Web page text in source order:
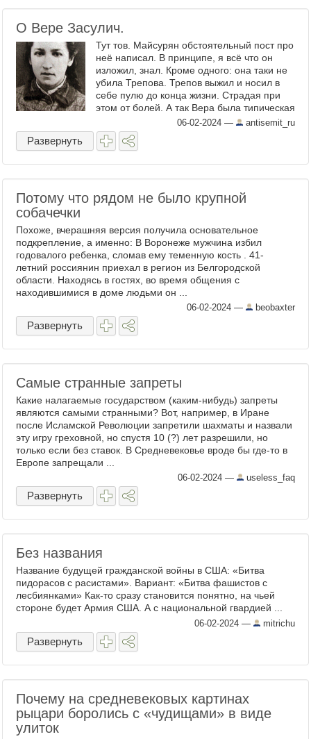
О Вере Засулич.
Тут тов. Майсурян обстоятельный пост про
неё написал. В принципе, я всё что он
изложил, знал. Кроме одного: она таки не
убила Трепова. Трепов выжил и носил в
себе пулю до конца жизни. Страдая при
этом от болей. А так Вера была типическая
феминистка. Неопрятная, неухоженная ...
06-02-2024 — antisemit_ru
Развернуть
Потому что рядом не было крупной
собачечки
Похоже, вчерашняя версия получила основательное
подкрепление, а именно: В Воронеже мужчина избил
годовалого ребенка, сломав ему теменную кость . 41-
летний россиянин приехал в регион из Белгородской
области. Находясь в гостях, во время общения с
находившимися в доме людьми он ...
06-02-2024 — beobaxter
Развернуть
Самые странные запреты
Какие налагаемые государством (каким-нибудь) запреты
являются самыми странными? Вот, например, в Иране
после Исламской Революции запретили шахматы и назвали
эту игру греховной, но спустя 10 (?) лет разрешили, но
только если без ставок. В Средневековье вроде бы где-то в
Европе запрещали ...
06-02-2024 — useless_faq
Развернуть
Без названия
Название будущей гражданской войны в США: «Битва
пидорасов с расистами». Вариант: «Битва фашистов с
лесбиянками» Как-то сразу становится понятно, на чьей
стороне будет Армия США. А с национальной гвардией ...
06-02-2024 — mitrichu
Развернуть
Почему на средневековых картинах
рыцари боролись с «чудищами» в виде
улиток